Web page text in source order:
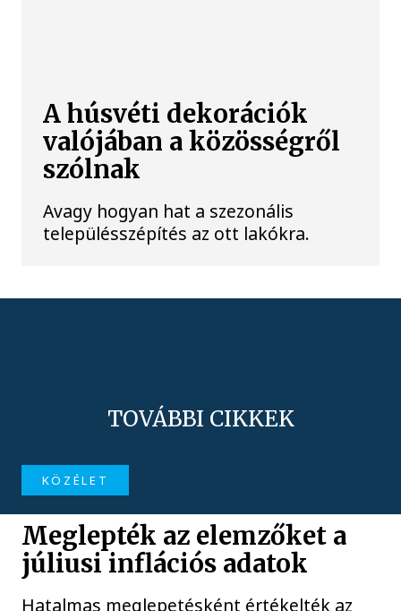
A húsvéti dekorációk
valójában a közösségről
szólnak
Avagy hogyan hat a szezonális
településszépítés az ott lakókra.
TOVÁBBI CIKKEK
KÖZÉLET
Meglepték az elemzőket a
júliusi inflációs adatok
Hatalmas meglepetésként értékelték az